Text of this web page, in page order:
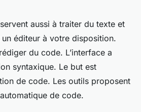
aussi à traiter du texte et
éditeur à votre disposition.
du code. L’interface a
syntaxique. Le but est
de code. Les outils proposent
de code.